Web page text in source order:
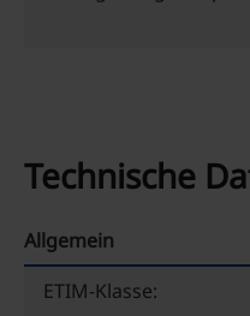
Technische
Allgemein
ETIM-Klasse: